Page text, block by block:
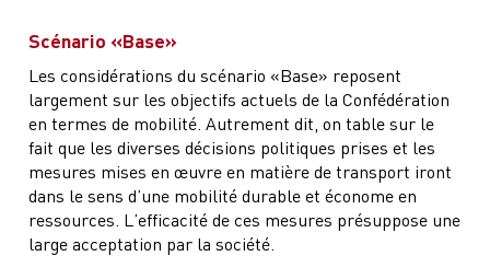
Scénario «Base»
Les considérations du scénario «Base» reposent
largement sur les objectifs actuels de la Confédération
en termes de mobilité. Autrement dit, on table sur le
fait que les diverses décisions politiques prises et les
mesures mises en œuvre en matière de transport iront
dans le sens d’une mobilité durable et économe en
ressources. L’efficacité de ces mesures présuppose une
large acceptation par la société.